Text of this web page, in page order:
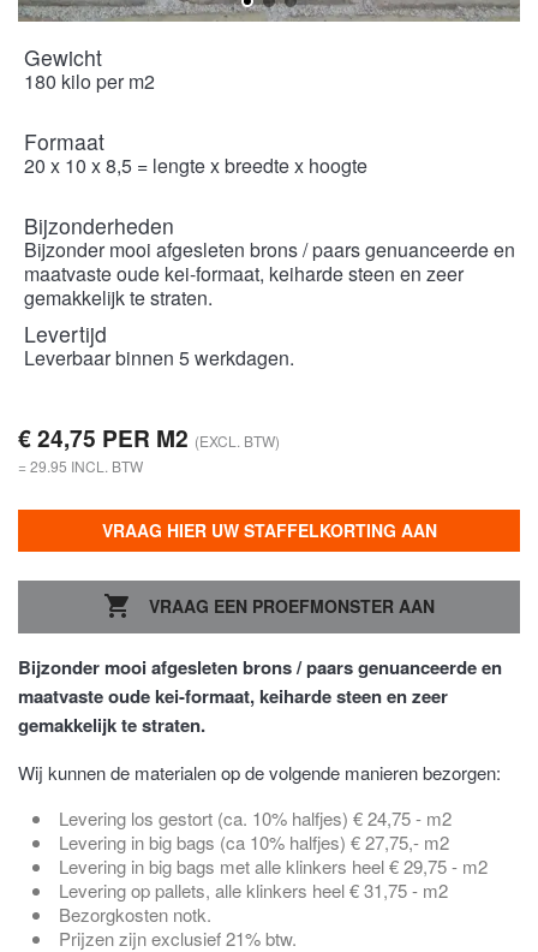
Gewicht
180 kilo per m2
Formaat
20 x 10 x 8,5 = lengte x breedte x hoogte
Bijzonderheden
Bijzonder mooi afgesleten brons / paars genuanceerde en
maatvaste oude kei-formaat, keiharde steen en zeer
gemakkelijk te straten.
Levertijd
Leverbaar binnen 5 werkdagen.
€ 24,75 PER M2 (EXCL. BTW)
= 29.95 INCL. BTW
VRAAG HIER UW STAFFELKORTING AAN
 VRAAG EEN PROEFMONSTER AAN
Bijzonder mooi afgesleten brons / paars genuanceerde en
maatvaste oude kei-formaat, keiharde steen en zeer
gemakkelijk te straten.
Wij kunnen de materialen op de volgende manieren bezorgen:
Levering los gestort (ca. 10% halfjes) € 24,75 - m2
Levering in big bags (ca 10% halfjes) € 27,75,- m2
Levering in big bags met alle klinkers heel € 29,75 - m2
Levering op pallets, alle klinkers heel € 31,75 - m2
Bezorgkosten notk.
Prijzen zijn exclusief 21% btw.